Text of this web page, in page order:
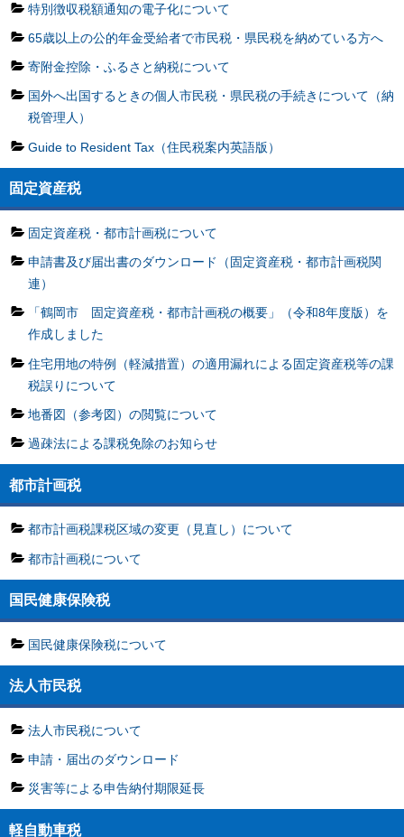
特別徴収税額通知の電子化について
65歳以上の公的年金受給者で市民税・県民税を納めている方へ
寄附金控除・ふるさと納税について
国外へ出国するときの個人市民税・県民税の手続きについて（納
税管理人）
Guide to Resident Tax（住民税案内英語版）
固定資産税
固定資産税・都市計画税について
申請書及び届出書のダウンロード（固定資産税・都市計画税関
連）
「鶴岡市 固定資産税・都市計画税の概要」（令和8年度版）を
作成しました
住宅用地の特例（軽減措置）の適用漏れによる固定資産税等の課
税誤りについて
地番図（参考図）の閲覧について
過疎法による課税免除のお知らせ
都市計画税
都市計画税課税区域の変更（見直し）について
都市計画税について
国民健康保険税
国民健康保険税について
法人市民税
法人市民税について
申請・届出のダウンロード
災害等による申告納付期限延長
軽自動車税